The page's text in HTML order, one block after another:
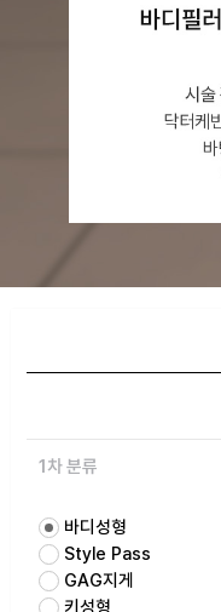
1차 분류
바디성형
Style Pass
GAG지게
키성형